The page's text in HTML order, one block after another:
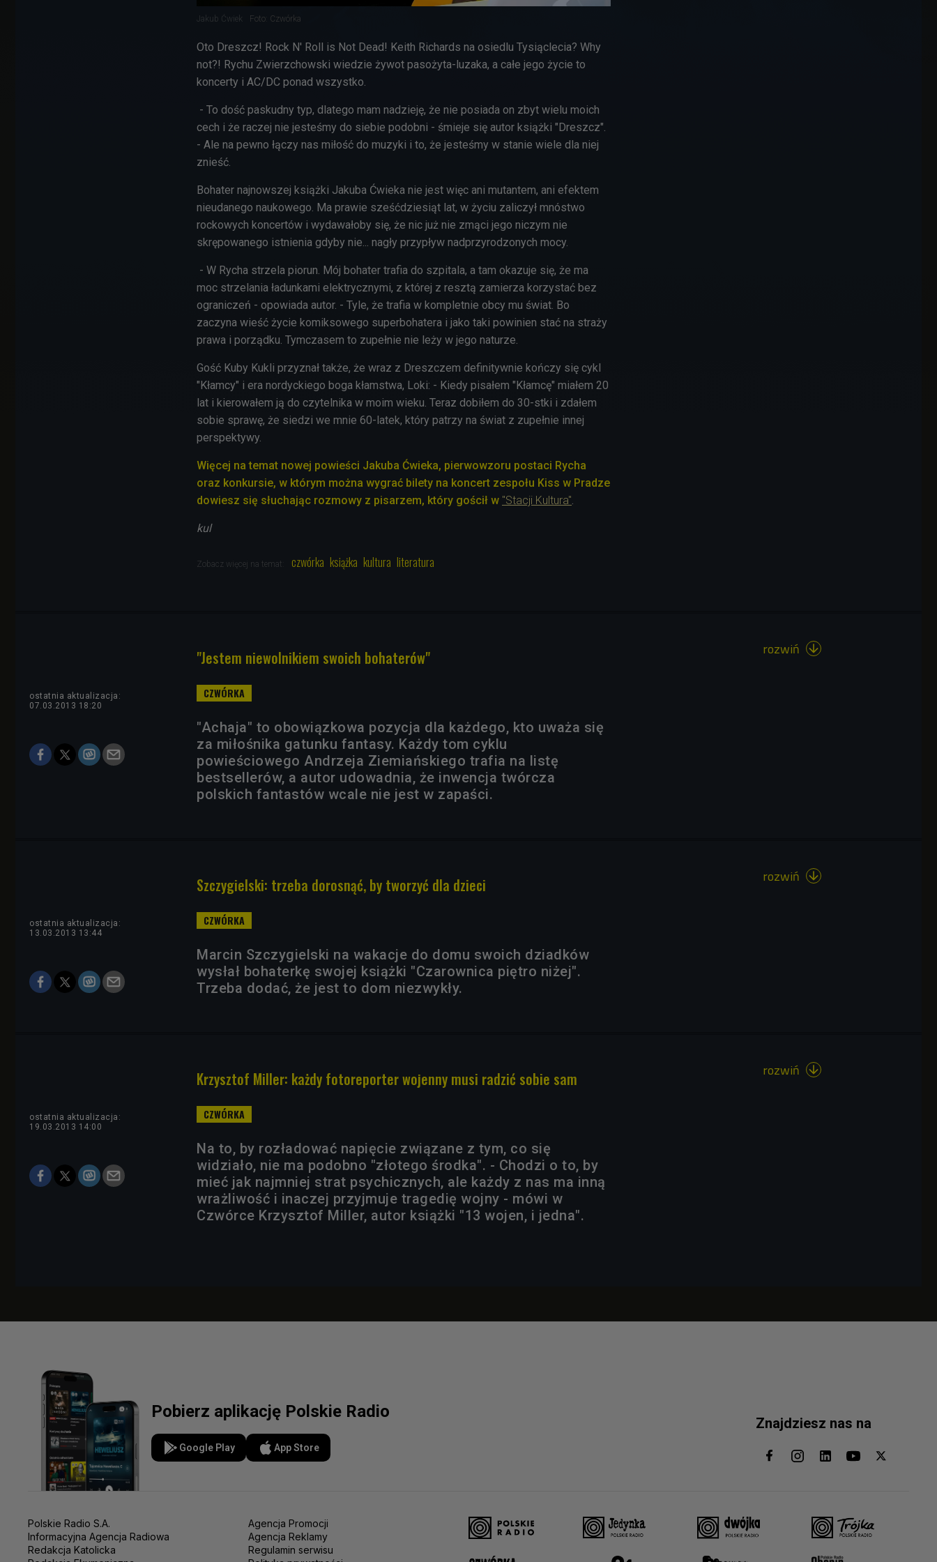
Jakub Ćwiek Foto: Czwórka
Oto Dreszcz! Rock N' Roll is Not Dead! Keith Richards na osiedlu Tysiąclecia? Why
not?! Rychu Zwierzchowski wiedzie żywot pasożyta-luzaka, a całe jego życie to
koncerty i AC/DC ponad wszystko.
- To dość paskudny typ, dlatego mam nadzieję, że nie posiada on zbyt wielu moich
cech i że raczej nie jesteśmy do siebie podobni - śmieje się autor książki "Dreszcz".
- Ale na pewno łączy nas miłość do muzyki i to, że jesteśmy w stanie wiele dla niej
znieść.
Bohater najnowszej książki Jakuba Ćwieka nie jest więc ani mutantem, ani efektem
nieudanego naukowego. Ma prawie sześćdziesiąt lat, w życiu zaliczył mnóstwo
rockowych koncertów i wydawałoby się, że nic już nie zmąci jego niczym nie
skrępowanego istnienia gdyby nie... nagły przypływ nadprzyrodzonych mocy.
- W Rycha strzela piorun. Mój bohater trafia do szpitala, a tam okazuje się, że ma
moc strzelania ładunkami elektrycznymi, z której z resztą zamierza korzystać bez
ograniczeń - opowiada autor. - Tyle, że trafia w kompletnie obcy mu świat. Bo
zaczyna wieść życie komiksowego superbohatera i jako taki powinien stać na straży
prawa i porządku. Tymczasem to zupełnie nie leży w jego naturze.
Gość Kuby Kukli przyznał także, że wraz z Dreszczem definitywnie kończy się cykl
"Kłamcy" i era nordyckiego boga kłamstwa, Loki: - Kiedy pisałem "Kłamcę" miałem 20
lat i kierowałem ją do czytelnika w moim wieku. Teraz dobiłem do 30-stki i zdałem
sobie sprawę, że siedzi we mnie 60-latek, który patrzy na świat z zupełnie innej
perspektywy.
Więcej na temat nowej powieści Jakuba Ćwieka, pierwowzoru postaci Rycha
oraz konkursie, w którym można wygrać bilety na koncert zespołu Kiss w Pradze
dowiesz się słuchając rozmowy z pisarzem, który gościł w "Stacji Kultura".
kul
Zobacz więcej na temat: czwórka książka kultura literatura
"Jestem niewolnikiem swoich bohaterów"
ostatnia aktualizacja:
07.03.2013 18:20
"Achaja" to obowiązkowa pozycja dla każdego, kto uważa się
za miłośnika gatunku fantasy. Każdy tom cyklu
powieściowego Andrzeja Ziemiańskiego trafia na listę
bestsellerów, a autor udowadnia, że inwencja twórcza
polskich fantastów wcale nie jest w zapaści.
rozwiń 
Szczygielski: trzeba dorosnąć, by tworzyć dla dzieci
ostatnia aktualizacja:
13.03.2013 13:44
Marcin Szczygielski na wakacje do domu swoich dziadków
wysłał bohaterkę swojej książki "Czarownica piętro niżej".
Trzeba dodać, że jest to dom niezwykły.
rozwiń 
Krzysztof Miller: każdy fotoreporter wojenny musi radzić sobie sam
ostatnia aktualizacja:
19.03.2013 14:00
Na to, by rozładować napięcie związane z tym, co się
widziało, nie ma podobno "złotego środka". - Chodzi o to, by
mieć jak najmniej strat psychicznych, ale każdy z nas ma inną
wrażliwość i inaczej przyjmuje tragedię wojny - mówi w
Czwórce Krzysztof Miller, autor książki "13 wojen, i jedna".
rozwiń 
Pobierz aplikację Polskie Radio
Google Play App Store
Znajdziesz nas na
Polskie Radio S.A.
Informacyjna Agencja Radiowa
Redakcja Katolicka
Agencja Promocji
Agencja Reklamy
Regulamin serwisu